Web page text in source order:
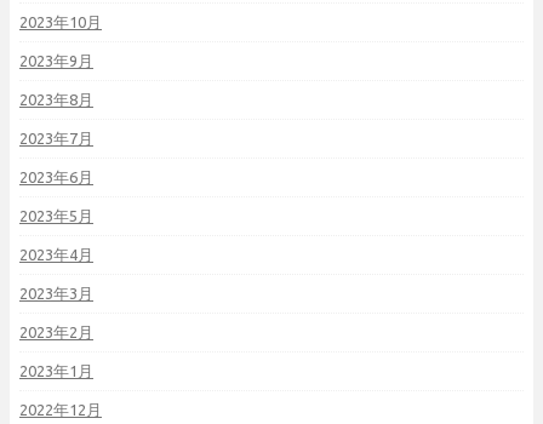
2023年10月
2023年9月
2023年8月
2023年7月
2023年6月
2023年5月
2023年4月
2023年3月
2023年2月
2023年1月
2022年12月